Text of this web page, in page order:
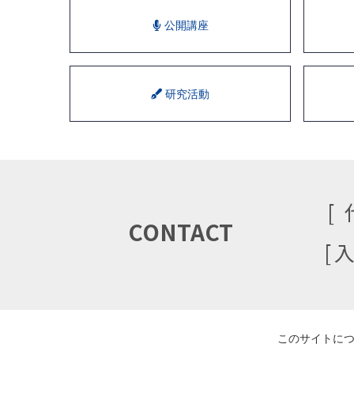
公開講座
研究活動
CONTACT
このサイトに